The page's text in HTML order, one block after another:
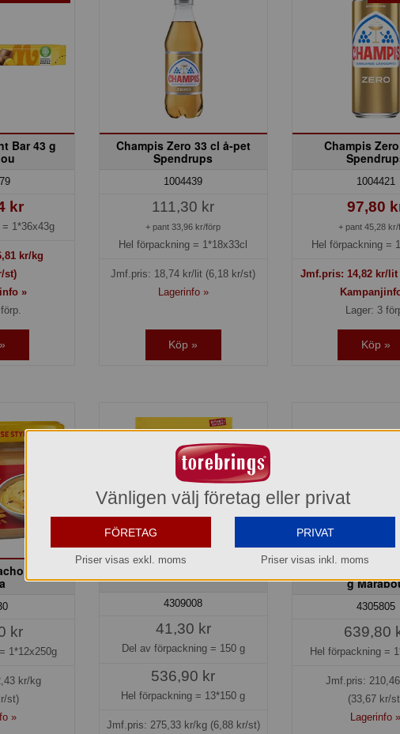
Bar 43 g
kr
= 1*36x43g
kr/kg
st)
»
Champis Zero 33 cl å-pet
Spendrups
1004439
111,30 kr
+ pant 33,96 kr/förp
Hel förpackning = 1*18x33cl
Jmf.pris: 18,74 kr/lit (6,18 kr/st)
Lagerinfo »
Köp »
Champis
1004421
97,80
+ pant 45,28 kr/
Hel förpackning =
Jmf.pris: 14,82kr/lit
Lager: 3
Köp »
Santa
kr
1*12x250g
kr/kg
st)
»
4309008
41,30 kr
Del av förpackning = 150 g
536,90 kr
Hel förpackning = 13*150 g
Jmf.pris: 275,33kr/kg (6,88 kr/st)
Chokladkaka
g
4305805
639,80
Hel förpackning =
Jmf.pris: 210,46
(33,67 kr/
Lagerinfo »
Vänligen välj företag eller privat
FÖRETAG
Priser visas exkl. moms
PRIVAT
Priser visas inkl. moms